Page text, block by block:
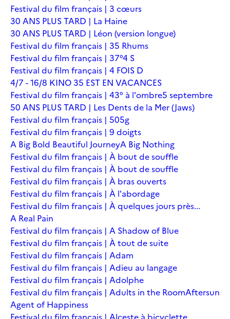
Festival du film français | 3 cœurs
30 ANS PLUS TARD | La Haine
30 ANS PLUS TARD | Léon (version longue)
Festival du film français | 35 Rhums
Festival du film français | 37°4 S
Festival du film français | 4 FOIS D
4/7 - 16/8 KINO 35 EST EN VACANCES
Festival du film français | 43° à l'ombre5 septembre
50 ANS PLUS TARD | Les Dents de la Mer (Jaws)
Festival du film français | 505g
Festival du film français | 9 doigts
A Big Bold Beautiful JourneyA Big Nothing
Festival du film français | À bout de souffle
Festival du film français | À bout de souffle
Festival du film français | À bras ouverts
Festival du film français | À l'abordage
Festival du film français | À quelques jours près...
A Real Pain
Festival du film français | A Shadow of Blue
Festival du film français | À tout de suite
Festival du film français | Adam
Festival du film français | Adieu au langage
Festival du film français | Adolphe
Festival du film français | Adults in the RoomAftersun
Agent of Happiness